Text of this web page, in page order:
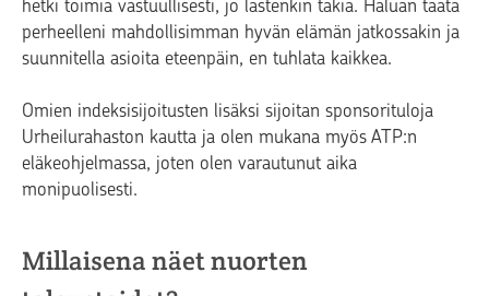
hetki toimia vastuullisesti, jo lastenkin takia. Haluan taata
perheelleni mahdollisimman hyvän elämän jatkossakin ja
suunnitella asioita eteenpäin, en tuhlata kaikkea.
Omien indeksisijoitusten lisäksi sijoitan sponsorituloja
Urheilurahaston kautta ja olen mukana myös ATP:n
eläkeohjelmassa, joten olen varautunut aika
monipuolisesti.
Millaisena näet nuorten